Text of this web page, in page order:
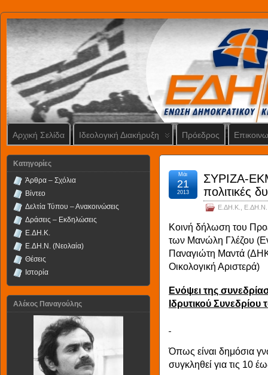
Αρχική Σελίδα Ιδεολογική Διακήρυξη Πρόεδρος
ΣΥΡΙΖΑ-
πολιτικές
Ε.ΔΗ.Κ. Ε.ΔΗ.Ν.
Μάι
21
2013
Kοινή δήλωση του
των Μανώλη Γλέζου
Παναγιώτη Μαντά
Οικολογική Αριστερά)
Ενόψει της
Ιδρυτικού Συνεδρίου
Όπως είναι δημόσια
συγκληθεί για τις 10
Kατηγορίες
Άρθρα – Σχόλια
Βίντεο
Δελτία Τύπου – Ανακοινώσεις
Δράσεις – Εκδηλώσεις
Ε.ΔΗ.Κ.
Ε.ΔΗ.Ν. (Νεολαία)
Θέσεις
Ιστορία
Αλέκος Παναγούλης